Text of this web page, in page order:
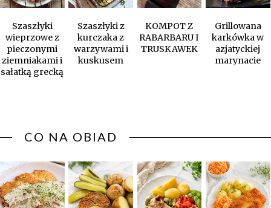
Szaszłyki
wieprzowe z
pieczonymi
ziemniakami i
sałatką grecką
Szaszłyki z
kurczaka z
warzywami i
kuskusem
KOMPOT Z
RABARBARU I
TRUSKAWEK
Grillowana
karkówka w
azjatyckiej
marynacie
CO NA OBIAD